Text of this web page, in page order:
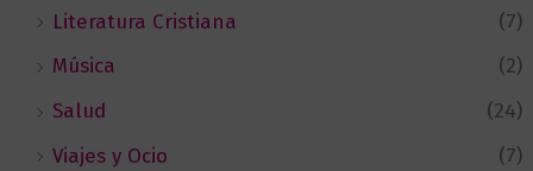
Literatura Cristiana
(7)
Música
(2)
Salud
(24)
Viajes y Ocio
(7)